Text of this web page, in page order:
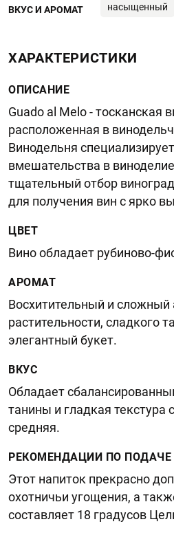
ВКУС И АРОМАТ насыщенный
ХАРАКТЕРИСТИКИ
ОПИСАНИЕ
Guado al Melo - тосканская
расположенная в
Винодельня
вмешательства в
тщательный отбор
для получения вин с ярко
ЦВЕТ
Вино обладает рубиново-
АРОМАТ
Восхитительный и сложный
растительности, сладкого
элегантный букет.
ВКУС
Обладает
танины и гладкая
средняя.
РЕКОМЕНДАЦИИ ПО ПОДАЧЕ
Этот напиток прекрасно
охотничьи угощения, а
составляет 18 градусов